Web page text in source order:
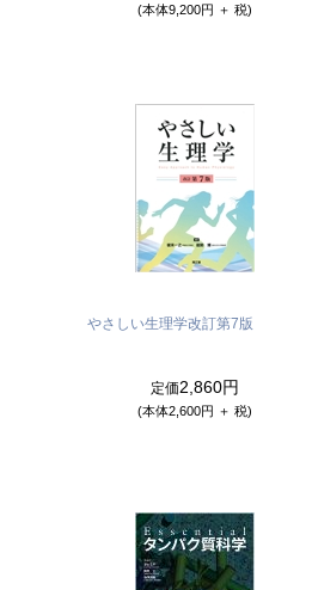
(本体9,200円 ＋ 税)
やさしい生理学改訂第7版
定価2,860円
(本体2,600円 ＋ 税)